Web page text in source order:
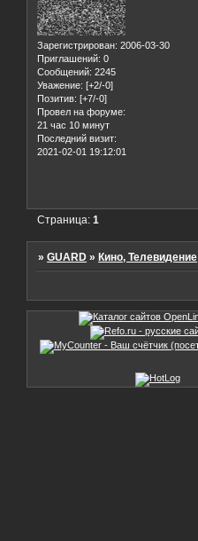
Зарегистрирован: 2006-03-30
Приглашений: 0
Сообщений: 2245
Уважение: [+2/-0]
Позитив: [+7/-0]
Провел на форуме:
21 час 10 минут
Последний визит:
2021-02-01 19:12:01
Страница:1
»GUARD »Кино, Телевидение